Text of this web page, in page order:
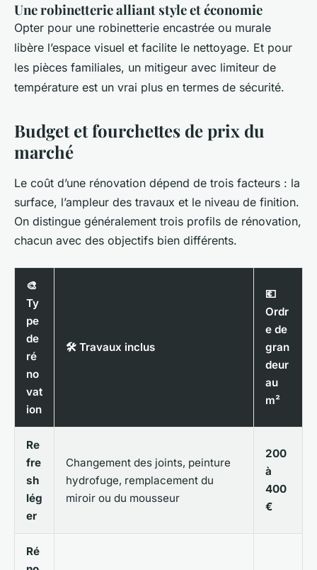
Une robinetterie alliant style et économie
Opter pour une robinetterie encastrée ou murale
libère l’espace visuel et facilite le nettoyage. Et pour
les pièces familiales, un mitigeur avec limiteur de
température est un vrai plus en termes de sécurité.
Budget et fourchettes de prix du
marché
Le coût d’une rénovation dépend de trois facteurs : la
surface, l’ampleur des travaux et le niveau de finition.
On distingue généralement trois profils de rénovation,
chacun avec des objectifs bien différents.
🎨
Ty
pe
de
ré
no
vat
ion
🛠️ Travaux inclus
💶
Ordr
e de
gran
deur
au
m²
Re
fre
sh
lég
er
Changement des joints, peinture
hydrofuge, remplacement du
miroir ou du mousseur
200
à
400
€
Ré